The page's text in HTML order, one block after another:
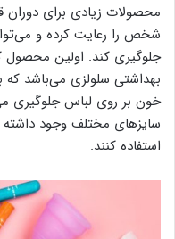
محصولات زیادی برای دوران
شخص را رعایت کرده و
جلوگیری کند. اولین محصول
بهداشتی سلولزی می‌باشد که
خون بر روی لباس جلوگیری
سایزهای مختلف وجود داشته
استفاده کنند.